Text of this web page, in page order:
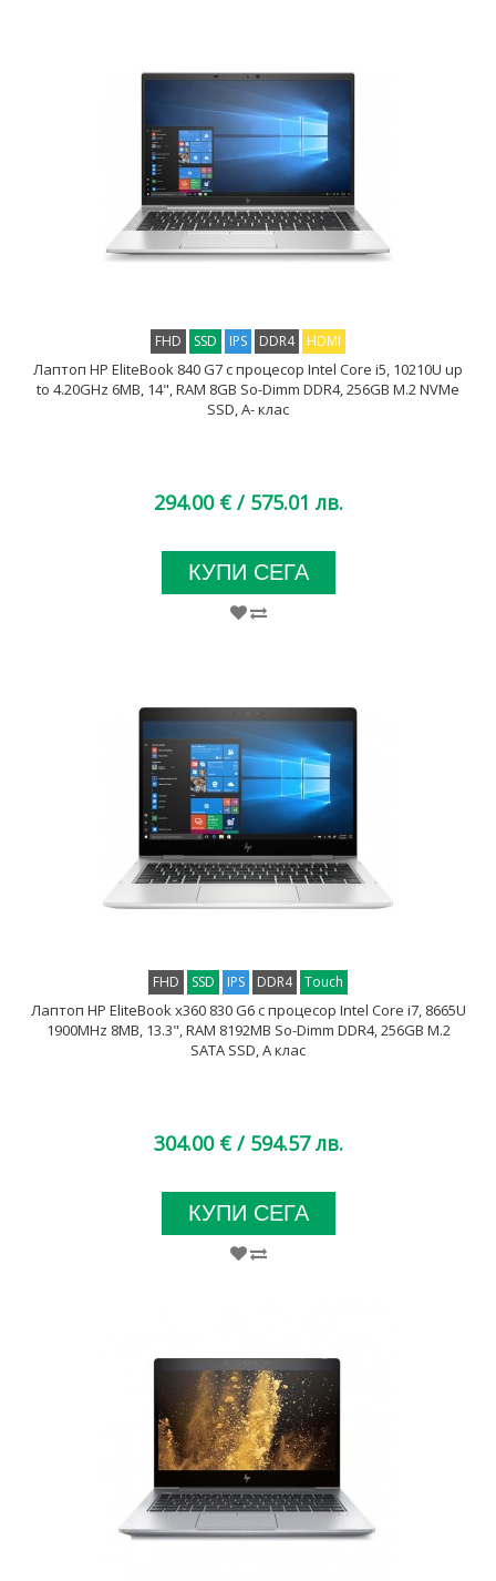
FHD SSD IPS DDR4 HDMI
Лаптоп HP EliteBook 840 G7 с процесор Intel Core i5, 10210U up
to 4.20GHz 6MB, 14", RAM 8GB So-Dimm DDR4, 256GB M.2 NVMe
SSD, A- клас
294.00 € / 575.01 лв.
КУПИ СЕГА
FHD SSD IPS DDR4 Touch
Лаптоп HP EliteBook x360 830 G6 с процесор Intel Core i7, 8665U
1900MHz 8MB, 13.3", RAM 8192MB So-Dimm DDR4, 256GB M.2
SATA SSD, A клас
304.00 € / 594.57 лв.
КУПИ СЕГА